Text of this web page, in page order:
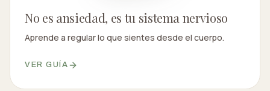
No es ansiedad, es tu sistema nervioso
Aprende a regular lo que sientes desde el cuerpo.
VER GUÍA